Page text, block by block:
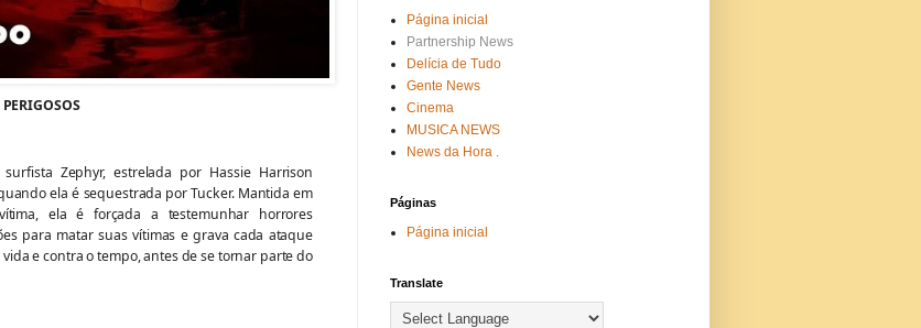
Zephyr, estrelada por Hassie Harrison
ela é sequestrada por Tucker. Mantida em
ela é forçada a testemunhar horrores
para matar suas vítimas e grava cada ataque
e contra o tempo, antes de se tornar parte do
Página inicial
Partnership News
Delícia de Tudo
Gente News
Cinema
MUSICA NEWS
News da Hora .
Páginas
Página inicial
Translate